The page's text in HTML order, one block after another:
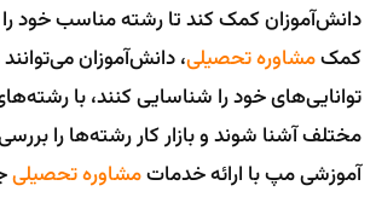
دانش‌آموزان کمک کند تا رشته مناسب خود را
کمکمشاوره تحصیلی، دانش‌آموزان
توانایی‌های خود را شناسایی کنند، با
مختلف آشنا شوند و بازار کار رشته‌ها را
آموزشی مپ با ارائه خدماتمشاوره تحصیلی